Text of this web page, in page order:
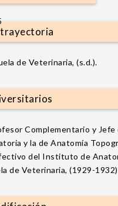
de Veterinaria, (s.d.).
Complementario y
y la de Anatomía
del Instituto de
de Veterinaria, (1929-